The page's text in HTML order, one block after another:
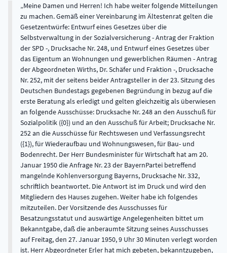
Meine Damen und Herren! Ich habe weiter folgende Mitteilungen
zu machen. Gemäß einer Vereinbarung im Ältestenrat gelten die
Gesetzentwürfe: Entwurf eines Gesetzes über die
Selbstverwaltung in der Sozialversicherung - Antrag der Fraktion
der SPD -, Drucksache Nr. 248, und Entwurf eines Gesetzes über
das Eigentum an Wohnungen und gewerblichen Räumen - Antrag
der Abgeordneten Wirths, Dr. Schäfer und Fraktion -, Drucksache
Nr. 252, mit der seitens beider Antragsteller in der 23. Sitzung des
Deutschen Bundestags gegebenen Begründung in bezug auf die
erste Beratung als erledigt und gelten gleichzeitig als überwiesen
an folgende Ausschüsse: Drucksache Nr. 248 an den Ausschuß für
Sozialpolitik ({0}) und an den Ausschuß für Arbeit; Drucksache Nr.
252 an die Ausschüsse für Rechtswesen und Verfassungsrecht
({1}), für Wiederaufbau und Wohnungswesen, für Bau- und
Bodenrecht. Der Herr Bundesminister für Wirtschaft hat am 20.
Januar 1950 die Anfrage Nr. 23 der BayernPartei betreffend
mangelnde Kohlenversorgung Bayerns, Drucksache Nr. 332,
schriftlich beantwortet. Die Antwort ist im Druck und wird den
Mitgliedern des Hauses zugehen. Weiter habe ich folgendes
mitzuteilen. Der Vorsitzende des Ausschusses für
Besatzungsstatut und auswärtige Angelegenheiten bittet um
Bekanntgabe, daß die anberaumte Sitzung seines Ausschusses
auf Freitag, den 27. Januar 1950, 9 Uhr 30 Minuten verlegt worden
ist. Herr Abgeordneter Erler hat mich gebeten, bekanntzugeben,